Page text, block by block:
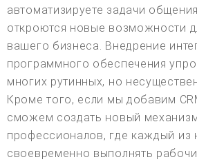
автоматизируете задачи
откроются новые возможности
вашего бизнеса. Внедрение
программного обеспечения
многих рутинных, но
Кроме того, если мы добавим
сможем создать новый
профессионалов, где каждый из
своевременно выполнять